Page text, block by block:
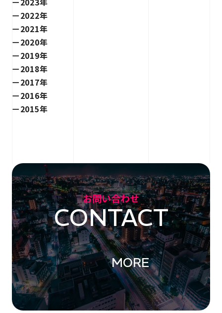
2023年
2022年
2021年
2020年
2019年
2018年
2017年
2016年
2015年
お問い合わせ
CONTACT
MORE